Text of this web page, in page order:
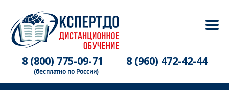
8 (800) 775-09-71
(бесплатно по России)
8 (960) 472-42-44